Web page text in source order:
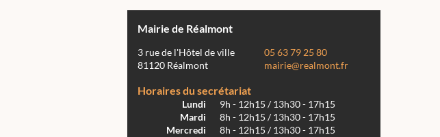
Mairie de Réalmont
3 rue de l'Hôtel de ville
81120 Réalmont
05 63 79 25 80
mairie@realmont.fr
Horaires du secrétariat
Lundi
9h - 12h15 / 13h30 - 17h15
Mardi
8h - 12h15 / 13h30 - 17h15
Mercredi
8h - 12h15 / 13h30 - 17h15